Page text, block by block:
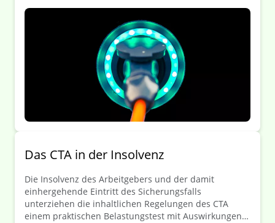
Fallkonstellationen bei der Auslagerung von
Ladedienstleistungen dar und erläutern die Limited
Range-Ausnahme im Umfeld der Elektromobilität.
Das CTA in der Insolvenz
Die Insolvenz des Arbeitgebers und der damit
einhergehende Eintritt des Sicherungsfalls
unterziehen die inhaltlichen Regelungen des CTA
einem praktischen Belastungstest mit Auswirkungen